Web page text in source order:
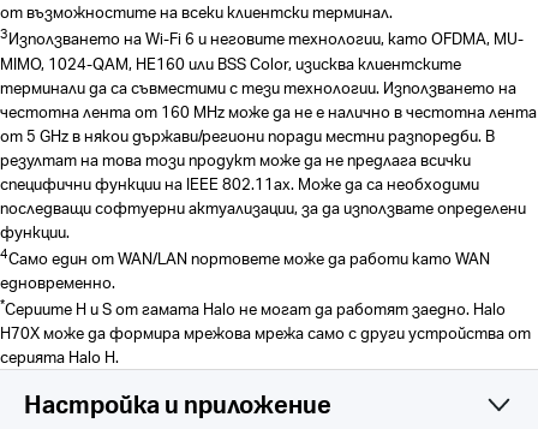
от възможностите на всеки клиентски терминал.
3 Използването на Wi-Fi 6 и неговите технологии, като OFDMA, MU-
MIMO, 1024-QAM, HE160 или BSS Color, изисква клиентските
терминали да са съвместими с тези технологии. Използването на
честотна лента от 160 MHz може да не е налично в честотна лента
от 5 GHz в някои държави/региони поради местни разпоредби. В
резултат на това този продукт може да не предлага всички
специфични функции на IEEE 802.11ax. Може да са необходими
последващи софтуерни актуализации, за да използвате определени
функции.
4Само един от WAN/LAN портовете може да работи като WAN
едновременно.
*Сериите H и S от гамата Halo не могат да работят заедно. Halo
H70X може да формира мрежова мрежа само с други устройства от
серията Halo H.
Настройка и приложение